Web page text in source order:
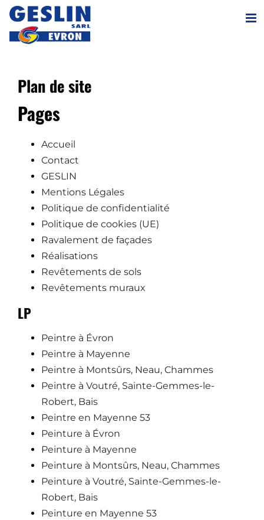
Passer
contenu
Plan de site
Pages
Accueil
Contact
GESLIN
Mentions Légales
Politique de confidentialité
Politique de cookies (UE)
Ravalement de façades
Réalisations
Revêtements de sols
Revêtements muraux
LP
Peintre à Évron
Peintre à Mayenne
Peintre à Montsûrs, Neau, Chammes
Peintre à Voutré, Sainte-Gemmes-le-
Robert, Bais
Peintre en Mayenne 53
Peinture à Évron
Peinture à Mayenne
Peinture à Montsûrs, Neau, Chammes
Peinture à Voutré, Sainte-Gemmes-le-
Robert, Bais
Peinture en Mayenne 53